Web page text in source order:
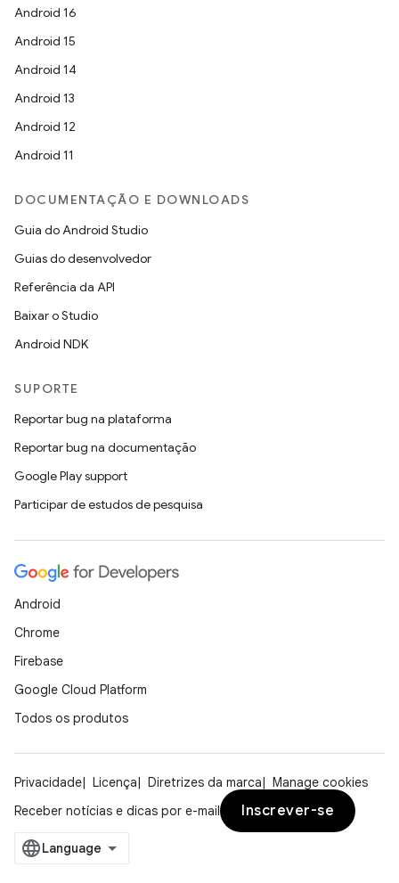
Android 16
Android 15
Android 14
Android 13
Android 12
Android 11
DOCUMENTAÇÃO E DOWNLOADS
Guia do Android Studio
Guias do desenvolvedor
Referência da API
Baixar o Studio
Android NDK
SUPORTE
Reportar bug na plataforma
Reportar bug na documentação
Google Play support
Participar de estudos de pesquisa
Android
Chrome
Firebase
Google Cloud Platform
Todos os produtos
Privacidade Licença Diretrizes da marca
Manage cookies
Receber notícias e dicas por e-mail
Inscrever-se